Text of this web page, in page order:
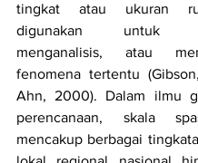
tingkat atau ukuran
digunakan untuk
menganalisis, atau
fenomena tertentu
Ahn, 2000). Dalam ilmu
perencanaan, skala
mencakup berbagai